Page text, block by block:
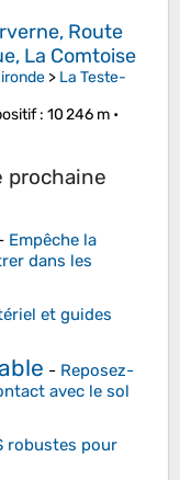
Route
La Comtoise
> La Teste-
: 10 246 m •
prochaine
Empêche la
dans les
et guides
- Reposez-
avec le sol
robustes pour